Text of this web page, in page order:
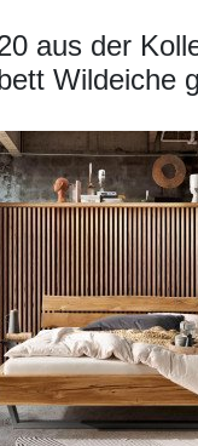
aus der
Wildeiche